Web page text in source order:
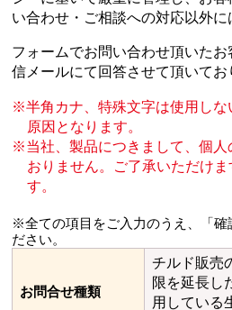
い合わせ・ご相談への対応以外に
フォームでお問い合わせ頂いた
信メールにて回答させて頂いてお
半角カナ、特殊文字は使用し
原因となります。
当社、製品につきまして、個
おりません。
ご了承いただけ
す。
※全ての項目をご入力のうえ、「確
ださい。
お問合せ種類
チルド販売
限を延長し
用している